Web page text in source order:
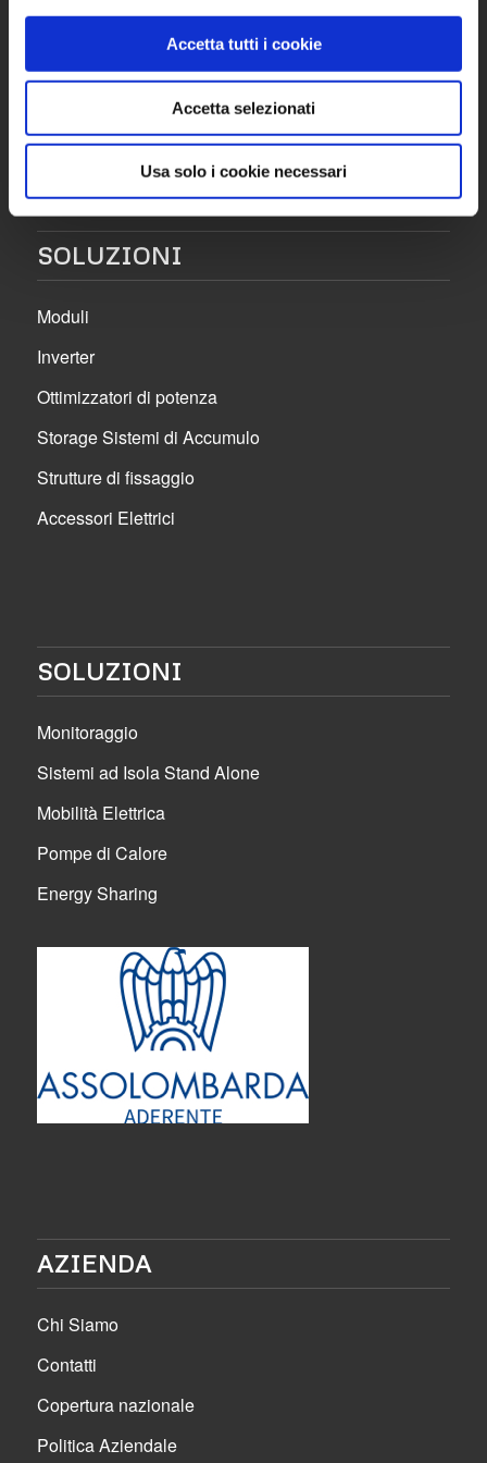
Accetta tutti i cookie
Accetta selezionati
Usa solo i cookie necessari
22/F | 20832 | Desio (MB)
Tel. 0362 1900443
SOLUZIONI
Moduli
Inverter
Ottimizzatori di potenza
Storage Sistemi di Accumulo
Strutture di fissaggio
Accessori Elettrici
SOLUZIONI
Monitoraggio
Sistemi ad Isola Stand Alone
Mobilità Elettrica
Pompe di Calore
Energy Sharing
AZIENDA
Chi Siamo
Contatti
Copertura nazionale
Politica Aziendale